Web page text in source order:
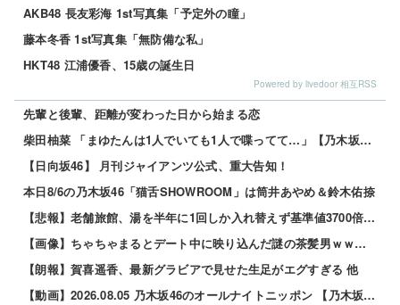
AKB48 長友彩海 1st写真集「予定外の瞳」
藤本冬香 1st写真集「無防備な私」
HKT48 江浦優香、15歳の誕生日
Powered by livedoor 相互RSS
先輩と後輩、距離が変わった日から始まる恋
柴田柚菜 「まゆたんは1人でいても1人で喋ってて…」【乃木坂46】
【日向坂46】 月刊ジャイアンツ公式、重大告知！
本日8/6の乃木坂46「猫舌SHOWROOM」は筒井あやめ＆鈴木佑捺
【悲報】老舗旅館、湯を半年に1回しか入れ替えず基準値3700倍のレジオネラ菌増殖…その理由がこれｗｗ...
【画像】ちゃちゃまるとデート中に映り込んだ謎の茶髪男ｗｗｗｗｗ 他
【朗報】賀喜遥香、最新グラビアで見せた生足がエグすぎる 他
【動画】2026.08.05 乃木坂46のオールナイトニッポン 【乃木坂46 井上和】